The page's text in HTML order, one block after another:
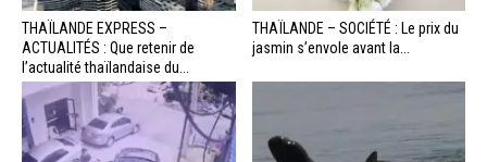
THAÏLANDE EXPRESS –
ACTUALITÉS : Que retenir de
l’actualité thaïlandaise du...
THAÏLANDE – SOCIÉTÉ : Le prix du
jasmin s’envole avant la...